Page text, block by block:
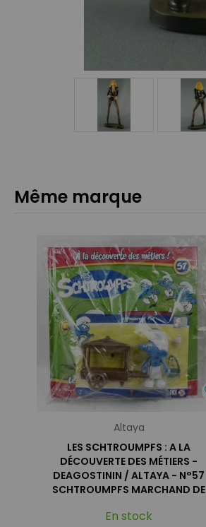
Même marque
Altaya
LES SCHTROUMPFS : A LA
DÉCOUVERTE DES MÉTIERS -
DEAGOSTININ / ALTAYA - N°57
SCHTROUMPFS MARCHAND DE
En stock